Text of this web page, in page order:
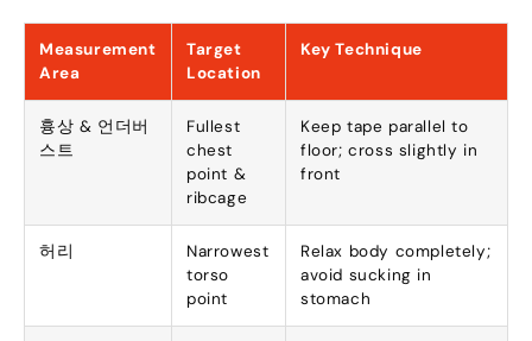
Measurement
Area
Target
Location
Key Technique
흉상 & 언더버
스트
Fullest
chest
point &
ribcage
Keep tape parallel to
floor;cross slightly in
front
허리
Narrowest
torso
point
Relax body completely;
avoid sucking in
stomach